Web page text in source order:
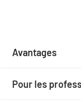
Avantages
Pour les